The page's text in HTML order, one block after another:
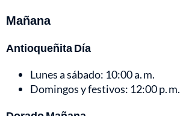
Mañana
Antioqueñita Día
Lunes a sábado: 10:00 a. m.
Domingos y festivos: 12:00 p. m.